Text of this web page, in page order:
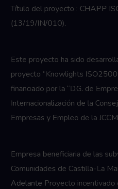
Título del proyecto : CHAPP
(13/19/IN/010).
Este proyecto ha sido
proyecto “Knowlights
financiado por la “D.G. de
Internacionalización de la
Empresas y Empleo de la
Empresa beneficiaria de las
Comunidades de Castilla-La
Adelante Proyecto incentivado